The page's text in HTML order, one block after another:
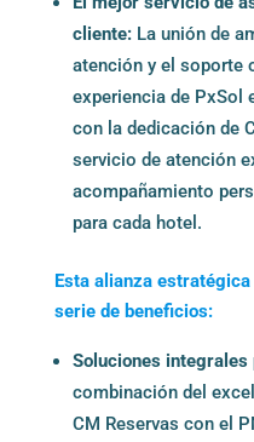
cliente:La unión de
atención y el soporte
experiencia de PxSol
con la dedicación de
servicio de atención
acompañamiento
para cada hotel.
Esta alianza
serie de beneficios:
Soluciones
combinación del
CM Reservas con el